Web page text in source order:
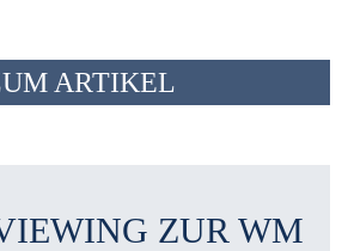
ARTIKEL
ZUR WM